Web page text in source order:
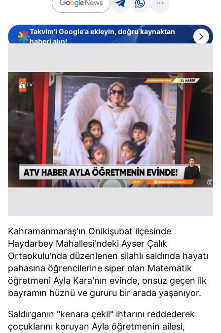
Takvim'i Google'a ekleyin, doğru kaynaktan
haberi alın!
Kahramanmaraş'ın Onikişubat ilçesinde
Haydarbey Mahallesi'ndeki Ayser Çalık
Ortaokulu'nda düzenlenen silahlı saldırıda hayatı
pahasına öğrencilerine siper olan Matematik
öğretmeni Ayla Kara'nın evinde, onsuz geçen ilk
bayramın hüznü ve gururu bir arada yaşanıyor.
Saldırganın "kenara çekil" ihtarını reddederek
çocuklarını koruyan Ayla öğretmenin ailesi,